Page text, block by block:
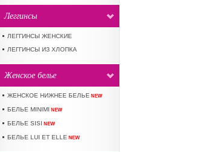
Леггинсы
ЛЕГГИНСЫ ЖЕНСКИЕ
ЛЕГГИНСЫ ИЗ ХЛОПКА
Женское белье
ЖЕНСКОЕ НИЖНЕЕ БЕЛЬЕ NEW
БЕЛЬЕ MINIMI NEW
БЕЛЬЕ SISI NEW
БЕЛЬЕ LUI ET ELLE NEW